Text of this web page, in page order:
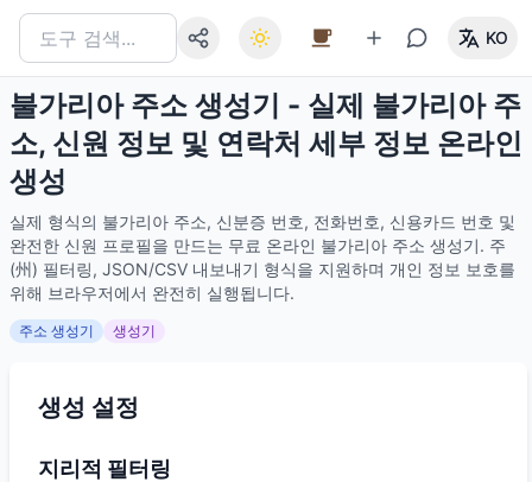
KO
불가리아 주소 생성기 - 실제 불가리아 주
소, 신원 정보 및 연락처 세부 정보 온라인
생성
실제 형식의 불가리아 주소, 신분증 번호, 전화번호, 신용카드 번호 및
완전한 신원 프로필을 만드는 무료 온라인 불가리아 주소 생성기. 주
(州) 필터링, JSON/CSV 내보내기 형식을 지원하며 개인 정보 보호를
위해 브라우저에서 완전히 실행됩니다.
주소 생성기 생성기
생성 설정
지리적 필터링